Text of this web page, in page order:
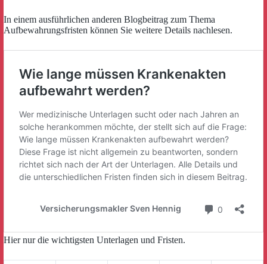
In einem ausführlichen anderen Blogbeitrag zum Thema
Aufbewahrungsfristen können Sie weitere Details nachlesen.
Hier nur die wichtigsten Unterlagen und Fristen.